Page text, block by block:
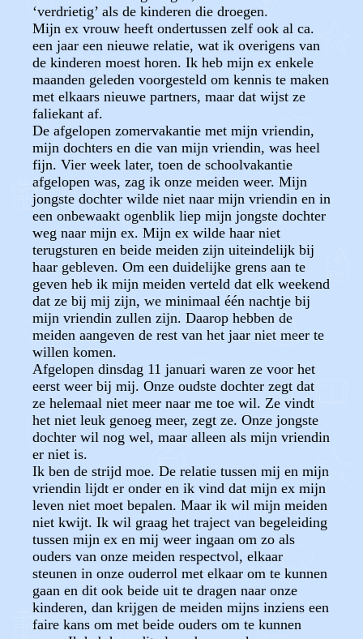
‘verdrietig’ als de kinderen die droegen.
Mijn ex vrouw heeft ondertussen zelf ook al ca.
een jaar een nieuwe relatie, wat ik overigens van
de kinderen moest horen. Ik heb mijn ex enkele
maanden geleden voorgesteld om kennis te maken
met elkaars nieuwe partners, maar dat wijst ze
faliekant af.
De afgelopen zomervakantie met mijn vriendin,
mijn dochters en die van mijn vriendin, was heel
fijn. Vier week later, toen de schoolvakantie
afgelopen was, zag ik onze meiden weer. Mijn
jongste dochter wilde niet naar mijn vriendin en in
een onbewaakt ogenblik liep mijn jongste dochter
weg naar mijn ex. Mijn ex wilde haar niet
terugsturen en beide meiden zijn uiteindelijk bij
haar gebleven. Om een duidelijke grens aan te
geven heb ik mijn meiden verteld dat elk weekend
dat ze bij mij zijn, we minimaal één nachtje bij
mijn vriendin zullen zijn. Daarop hebben de
meiden aangeven de rest van het jaar niet meer te
willen komen.
Afgelopen dinsdag 11 januari waren ze voor het
eerst weer bij mij. Onze oudste dochter zegt dat
ze helemaal niet meer naar me toe wil. Ze vindt
het niet leuk genoeg meer, zegt ze. Onze jongste
dochter wil nog wel, maar alleen als mijn vriendin
er niet is.
Ik ben de strijd moe. De relatie tussen mij en mijn
vriendin lijdt er onder en ik vind dat mijn ex mijn
leven niet moet bepalen. Maar ik wil mijn meiden
niet kwijt. Ik wil graag het traject van begeleiding
tussen mijn ex en mij weer ingaan om zo als
ouders van onze meiden respectvol, elkaar
steunen in onze ouderrol met elkaar om te kunnen
gaan en dit ook beide uit te dragen naar onze
kinderen, dan krijgen de meiden mijns inziens een
faire kans om met beide ouders om te kunnen